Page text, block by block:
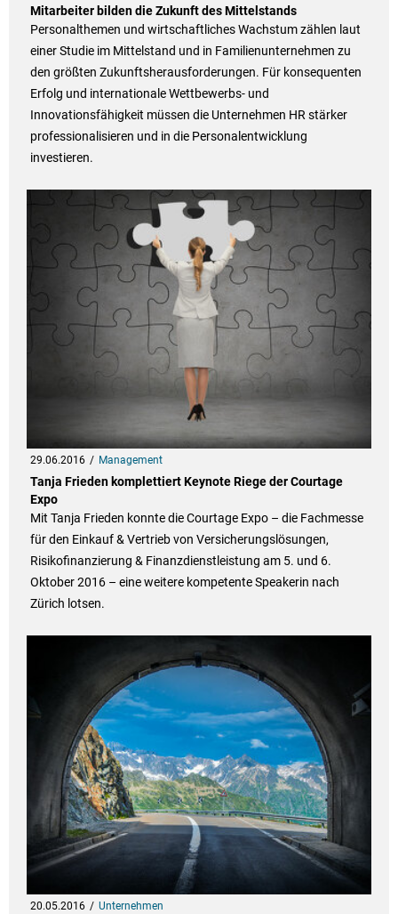
Mitarbeiter bilden die Zukunft des Mittelstands
Personalthemen und wirtschaftliches Wachstum zählen laut
einer Studie im Mittelstand und in Familienunternehmen zu
den größten Zukunftsherausforderungen. Für konsequenten
Erfolg und internationale Wettbewerbs- und
Innovationsfähigkeit müssen die Unternehmen HR stärker
professionalisieren und in die Personalentwicklung
investieren.
29.06.2016 Management
Tanja Frieden komplettiert Keynote Riege der Courtage
Expo
Mit Tanja Frieden konnte die Courtage Expo – die Fachmesse
für den Einkauf & Vertrieb von Versicherungslösungen,
Risikofinanzierung & Finanzdienstleistung am 5. und 6.
Oktober 2016 – eine weitere kompetente Speakerin nach
Zürich lotsen.
20.05.2016 Unternehmen